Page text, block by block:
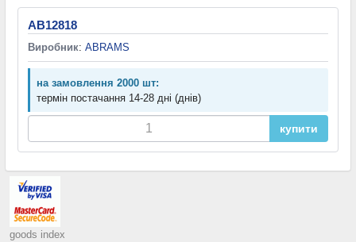
AB12818
Виробник: ABRAMS
на замовлення 2000 шт:
термін постачання 14-28 дні (днів)
купити
goods index